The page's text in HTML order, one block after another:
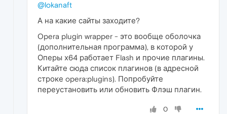
@lokanaft
А на какие сайты заходите?
Opera plugin wrapper - это вообще оболочка
(дополнительная программа), в которой у
Оперы х64 работает Flash и прочие плагины.
Китайте сюда список плагинов (в адресной
строке opera:plugins). Попробуйте
переустановить или обновить Флэш плагин.
0